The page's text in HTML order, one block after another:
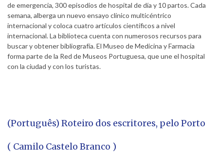
de emergencia, 300 episodios de hospital de día y 10 partos. Cada
semana, alberga un nuevo ensayo clínico multicéntrico
internacional y coloca cuatro artículos científicos a nivel
internacional. La biblioteca cuenta con numerosos recursos para
buscar y obtener bibliografía. El Museo de Medicina y Farmacia
forma parte de la Red de Museos Portuguesa, que une el hospital
con la ciudad y con los turistas.
(Português) Roteiro dos escritores, pelo Porto
( Camilo Castelo Branco )